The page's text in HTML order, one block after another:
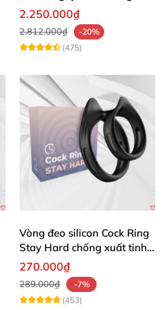
cấp giá rẻ
2.250.000₫
2.812.000₫
-20%
(475)
Vòng đeo silicon Cock Ring
Stay Hard chống xuất tinh
sớm
270.000₫
289.000₫
-7%
(453)